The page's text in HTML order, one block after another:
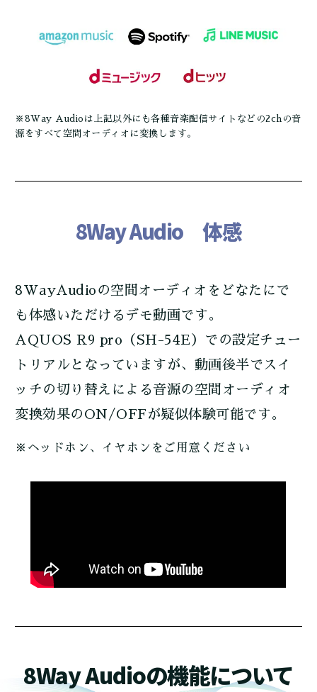
※8Way Audioは上記以外にも各種音楽配信サイトなどの2chの音
源をすべて空間オーディオに変換します。
8Way Audio 体感
8WayAudioの空間オーディオをどなたにで
も体感いただけるデモ動画です。
AQUOS R9 pro（SH-54E）での設定チュー
トリアルとなっていますが、 動画後半でスイ
ッチの切り替えによる音源の空間オーディオ
変換効果のON/OFFが疑似体験可能です。
※ヘッドホン、イヤホンをご用意ください
8Way Audioの機能について